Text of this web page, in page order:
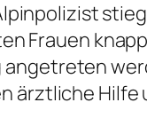
Frauen
ärztliche Hilfe